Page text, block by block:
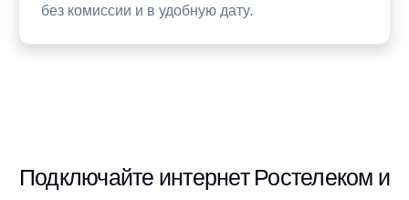
без комиссии и в удобную дату.
Подключайте интернет Ростелеком и